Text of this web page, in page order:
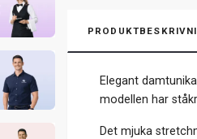
Elegant
modellen har
Det mjuka